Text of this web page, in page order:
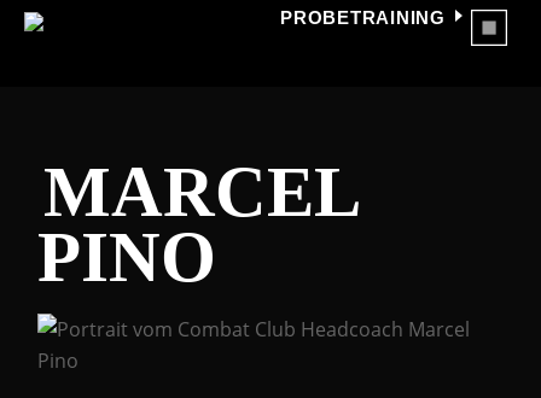
PROBETRAINING
MARCEL
PINO